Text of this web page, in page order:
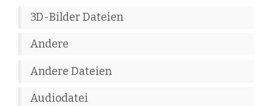
3D-Bilder Dateien
Andere
Andere Dateien
Audiodatei